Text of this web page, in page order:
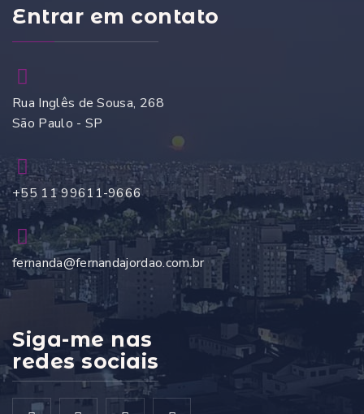
Entrar em contato
Rua Inglês de Sousa, 268
São Paulo - SP
+55 11 99611-9666
fernanda@fernandajordao.com.br
Siga-me nas
redes sociais